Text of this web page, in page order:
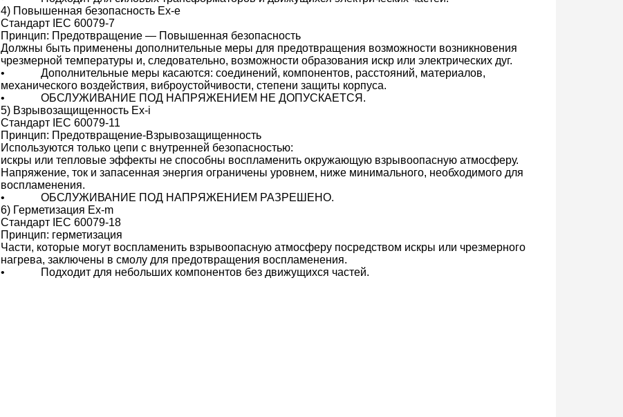
4) Повышенная безопасность Ex-e
Стандарт IEC 60079-7
Принцип: Предотвращение — Повышенная безопасность
Должны быть применены дополнительные меры для предотвращения возможности возникновения
чрезмерной температуры и, следовательно, возможности образования искр или электрических дуг.
• Дополнительные меры касаются: соединений, компонентов, расстояний, материалов,
механического воздействия, виброустойчивости, степени защиты корпуса.
• ОБСЛУЖИВАНИЕ ПОД НАПРЯЖЕНИЕМ НЕ ДОПУСКАЕТСЯ.
5) Взрывозащищенность Ex-i
Стандарт IEC 60079-11
Принцип: Предотвращение-Взрывозащищенность
Используются только цепи с внутренней безопасностью:
искры или тепловые эффекты не способны воспламенить окружающую взрывоопасную атмосферу.
Напряжение, ток и запасенная энергия ограничены уровнем, ниже минимального, необходимого для
воспламенения.
• ОБСЛУЖИВАНИЕ ПОД НАПРЯЖЕНИЕМ РАЗРЕШЕНО.
6) Герметизация Ex-m
Стандарт IEC 60079-18
Принцип: герметизация
Части, которые могут воспламенить взрывоопасную атмосферу посредством искры или чрезмерного
нагрева, заключены в смолу для предотвращения воспламенения.
• Подходит для небольших компонентов без движущихся частей.